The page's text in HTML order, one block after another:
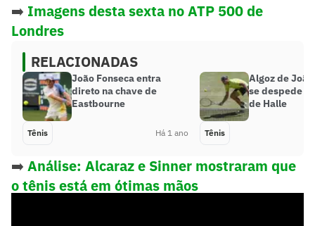
➡️ Imagens desta sexta no ATP 500 de
Londres
RELACIONADAS
João Fonseca entra
direto na chave de
Eastbourne
Tênis Há 1 ano
Algoz de
se despede
de Halle
Tênis
➡️ Análise: Alcaraz e Sinner mostraram que
o tênis está em ótimas mãos